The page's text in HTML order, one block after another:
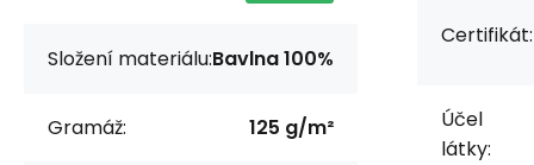
Složení materiálu:Bavlna 100%
Gramáž: 125 g/m²
Certifikát:
Účel
látky: